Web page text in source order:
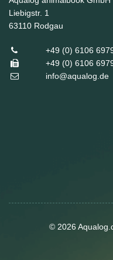
Liebigstr. 1
63110 Rodgau
+49 (0) 6106
+49 (0) 6106
info@aqualog.de
© 2026